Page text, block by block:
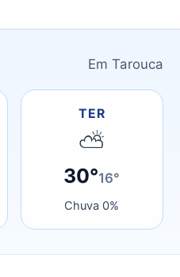
Em Tarouca
TER
⛅
30°16°
Chuva 0%